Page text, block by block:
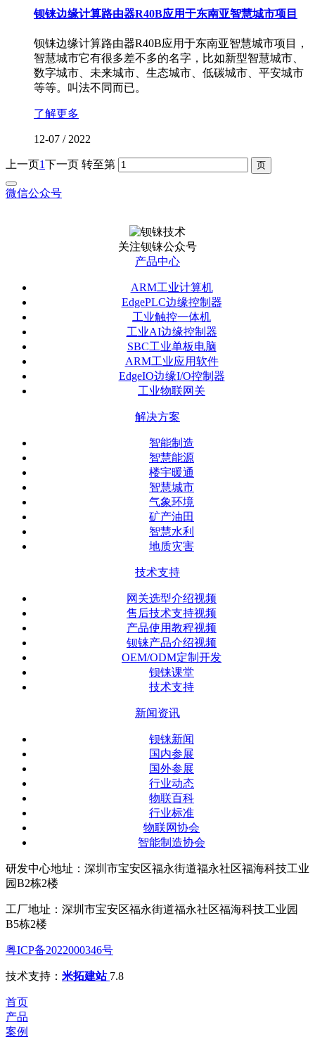
钡铼边缘计算路由器R40B应用于东南亚智慧城市项目
钡铼边缘计算路由器R40B应用于东南亚智慧城市项目，
智慧城市它有很多差不多的名字，比如新型智慧城市、
数字城市、未来城市、生态城市、低碳城市、平安城市
等等。叫法不同而已。
了解更多
12-07 / 2022
上一页1下一页 转至第
微信公众号
关注钡铼公众号
产品中心
ARM工业计算机
EdgePLC边缘控制器
工业触控一体机
工业AI边缘控制器
SBC工业单板电脑
ARM工业应用软件
EdgeIO边缘I/O控制器
工业物联网关
解决方案
智能制造
智慧能源
楼宇暖通
智慧城市
气象环境
矿产油田
智慧水利
地质灾害
技术支持
网关选型介绍视频
售后技术支持视频
产品使用教程视频
钡铼产品介绍视频
OEM/ODM定制开发
钡铼课堂
技术支持
新闻资讯
钡铼新闻
国内参展
国外参展
行业动态
物联百科
行业标准
物联网协会
智能制造协会
研发中心地址：深圳市宝安区福永街道福永社区福海科技工业
园B2栋2楼
工厂地址：深圳市宝安区福永街道福永社区福海科技工业园
B5栋2楼
粤ICP备2022000346号
技术支持： 米拓建站 7.8
首页
产品
案例